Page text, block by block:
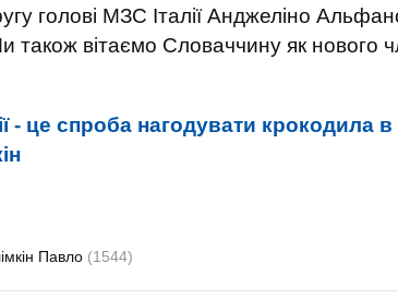
голові МЗС Італії Анджеліно
також вітаємо Словаччину як нового
- це спроба нагодувати крокодила в
Павло (1544)